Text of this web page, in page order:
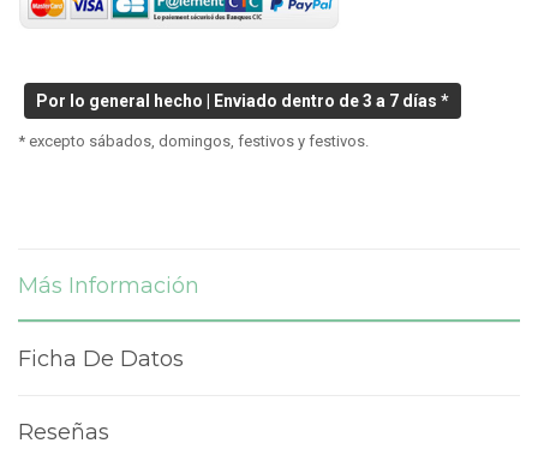
Por lo general hecho | Enviado dentro de 3 a 7 días *
* excepto sábados, domingos, festivos y festivos.
Más Información
Ficha De Datos
Reseñas